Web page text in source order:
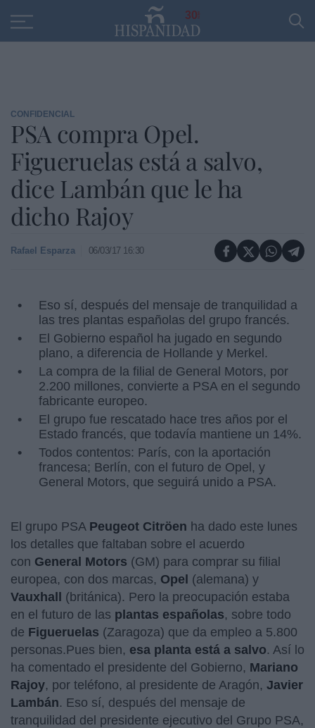
30
CONFIDENCIAL
PSA compra Opel.
Figueruelas está a salvo,
dice Lambán que le ha
dicho Rajoy
Rafael Esparza 06/03/17 16:30
Eso sí, después del mensaje de tranquilidad a
las tres plantas españolas del grupo francés.
El Gobierno español ha jugado en segundo
plano, a diferencia de Hollande y Merkel.
La compra de la filial de General Motors, por
2.200 millones, convierte a PSA en el segundo
fabricante europeo.
El grupo fue rescatado hace tres años por el
Estado francés, que todavía mantiene un 14%.
Todos contentos: París, con la aportación
francesa; Berlín, con el futuro de Opel, y
General Motors, que seguirá unido a PSA.
El grupo PSA Peugeot Citröen ha dado este lunes
los detalles que faltaban sobre el acuerdo
con General Motors (GM) para comprar su filial
europea, con dos marcas, Opel (alemana) y
Vauxhall (británica). Pero la preocupación estaba
en el futuro de las plantas españolas, sobre todo
de Figueruelas (Zaragoza) que da empleo a 5.800
personas.Pues bien, esa planta está a salvo. Así lo
ha comentado el presidente del Gobierno, Mariano
Rajoy, por teléfono, al presidente de Aragón, Javier
Lambán. Eso sí, después del mensaje de
tranquilidad del presidente ejecutivo del Grupo PSA,